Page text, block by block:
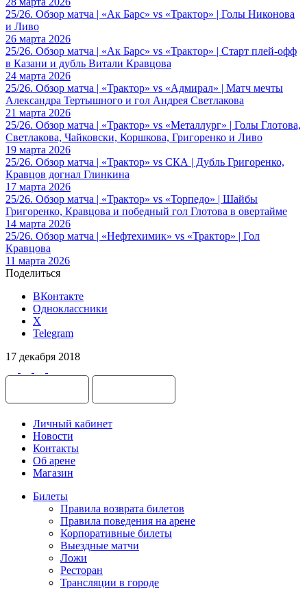
25/26. Обзор матча | «Ак Барс» vs «Трактор» | Голы Никонова
и Ливо
26 марта 2026
25/26. Обзор матча | «Ак Барс» vs «Трактор» | Старт плей-офф
в Казани и дубль Витали Кравцова
24 марта 2026
25/26. Обзор матча | «Трактор» vs «Адмирал» | Матч мечты
Александра Тертышного и гол Андрея Светлакова
21 марта 2026
25/26. Обзор матча | «Трактор» vs «Металлург» | Голы Глотова,
Светлакова, Чайковски, Коршкова, Григоренко и Ливо
19 марта 2026
25/26. Обзор матча | «Трактор» vs СКА | Дубль Григоренко,
Кравцов догнал Глинкина
17 марта 2026
25/26. Обзор матча | «Трактор» vs «Торпедо» | Шайбы
Григоренко, Кравцова и победный гол Глотова в овертайме
14 марта 2026
25/26. Обзор матча | «Нефтехимик» vs «Трактор» | Гол
Кравцова
11 марта 2026
Поделиться
ВКонтакте
Одноклассники
X
Telegram
17 декабря 2018
Личный кабинет
Новости
Контакты
Об арене
Магазин
Билеты
Правила возврата билетов
Правила поведения на арене
Корпоративные билеты
Выездные матчи
Ложи
Ресторан
Трансляции в городе